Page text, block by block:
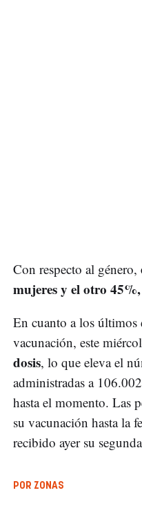
Con respecto al género,
mujeres y el otro
En cuanto a los últimos
vacunación, este
dosis, lo que eleva el
administradas a
hasta el momento. Las
su vacunación hasta la
recibido ayer su
POR ZONAS